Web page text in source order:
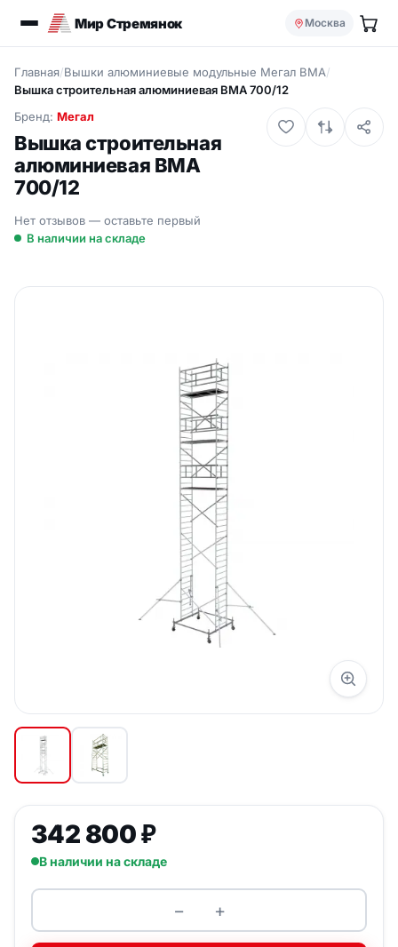
Мир Стремянок Москва
Главная/Вышки алюминиевые модульные Мегал ВМА/
Вышка строительная алюминиевая ВМА 700/12
Бренд: Мегал
Вышка строительная
алюминиевая ВМА
700/12
Нет отзывов — оставьте первый
В наличии на складе
342 800₽
В наличии на складе
Количество товара Вышка
− +